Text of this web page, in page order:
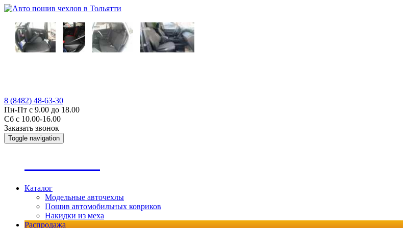
8 (8482) 48-63-30
Пн-Пт с 9.00 до 18.00
Сб с 10.00-16.00
Заказать звонок
Toggle navigation
Каталог
Модельные авточехлы
Пошив автомобильных ковриков
Накидки из меха
Распродажа